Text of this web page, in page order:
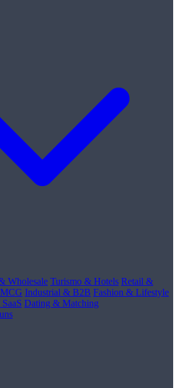
Wholesale Turismo & Hotels Retail &
Industrial & B2B Fashion & Lifestyle
Dating & Matching